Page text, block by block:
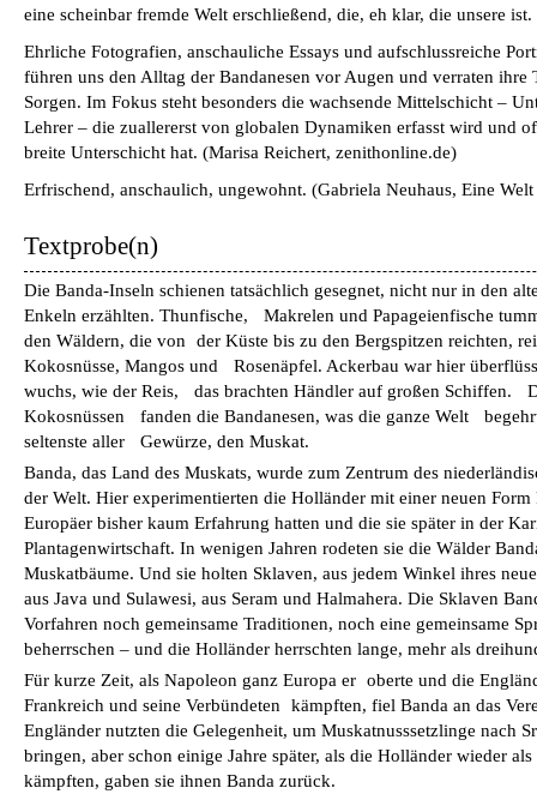
eine scheinbar fremde Welt erschließend, die, eh klar, die unsere ist.
Ehrliche Fotografien, anschauliche Essays und aufschlussreiche
führen uns den Alltag der Bandanesen vor Augen und verraten ihre
Sorgen. Im Fokus steht besonders die wachsende Mittelschicht –
Lehrer – die zuallererst von globalen Dynamiken erfasst wird und
breite Unterschicht hat. (Marisa Reichert, zenithonline.de)
Erfrischend, anschaulich, ungewohnt. (Gabriela Neuhaus, Eine
Textprobe(n)
Die Banda­-Inseln schienen tatsächlich gesegnet, nicht nur in den
Enkeln erzählten. Thunfische, Makrelen und Papageienfische
den Wäldern, die von der Küste bis zu den Bergspitzen reichten,
Kokosnüsse, Mangos und Rosenäpfel. Ackerbau war hier
wuchs, wie der Reis, das brachten Händler auf großen Schiffen.
Kokosnüssen fanden die Bandanesen, was die ganze Welt
seltenste aller Gewürze, den Muskat.
Banda, das Land des Muskats, wurde zum Zentrum des
der Welt. Hier experimentierten die Holländer mit einer neuen
Europäer bisher kaum Erfahrung hatten und die sie später in der
Plantagenwirtschaft. In wenigen Jahren rodeten sie die Wälder
Muskatbäume. Und sie holten Sklaven, aus jedem Winkel ihres
aus Java und Sulawesi, aus Seram und Halmahera. Die Sklaven
Vorfahren noch gemeinsame Traditionen, noch eine gemeinsame
beherrschen – und die Holländer herrschten lange, mehr als
Für kurze Zeit, als Napoleon ganz Europa er oberte und die
Frankreich und seine Verbündeten kämpften, fiel Banda an das
Engländer nutzten die Gelegenheit, um Muskatnusssetzlinge nach
bringen, aber schon einige Jahre später, als die Holländer wieder
kämpften, gaben sie ihnen Banda zurück.